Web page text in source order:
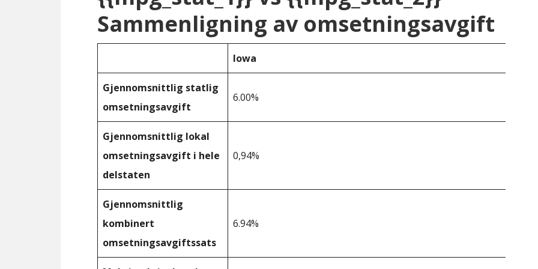
Sammenligning av omsetningsavgift
Iowa
Gjennomsnittlig statlig
omsetningsavgift
6.00%
Gjennomsnittlig lokal
omsetningsavgift i hele
delstaten
0,94%
Gjennomsnittlig
kombinert
omsetningsavgiftssats
6.94%